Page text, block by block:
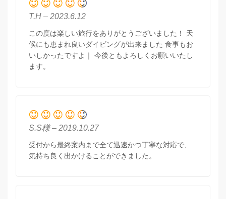
T.H – 2023.6.12
この度は楽しい旅行をありがとうございました！ 天
候にも恵まれ良いダイビングが出来ました 食事もお
いしかったですよ｜ 今後ともよろしくお願いいたし
ます。
S.S様 – 2019.10.27
受付から最終案内まで全て迅速かつ丁寧な対応で、
気持ち良く出かけることができました。